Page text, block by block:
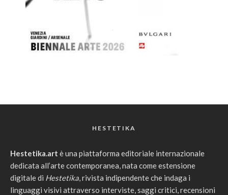
HESTETIKA
Hestetika.art è una piattaforma editoriale internazionale
dedicata all’arte contemporanea, nata come estensione
digitale di Hestetika, rivista indipendente che indaga i
linguaggi visivi attraverso interviste, saggi critici, recensioni